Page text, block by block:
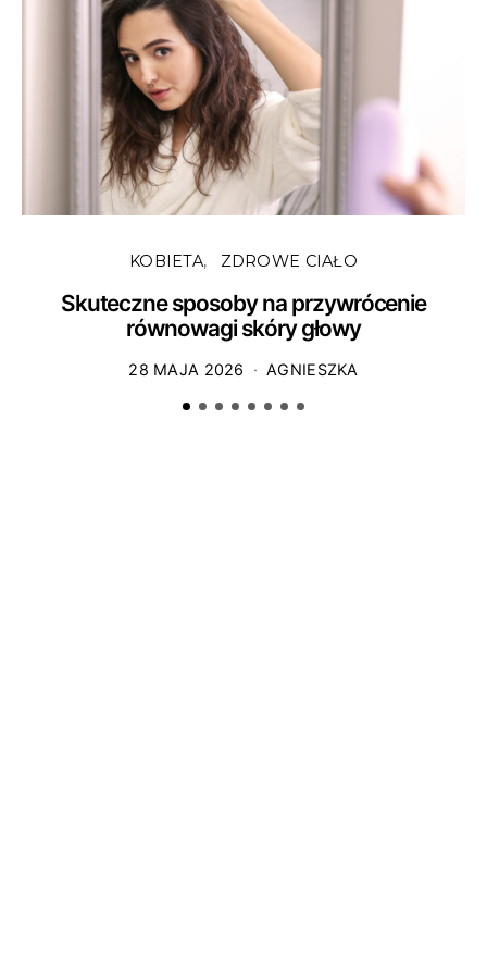
KOBIETA ZDROWE CIAŁO
Skuteczne sposoby na przywrócenie
równowagi skóry głowy
28 MAJA 2026 AGNIESZKA